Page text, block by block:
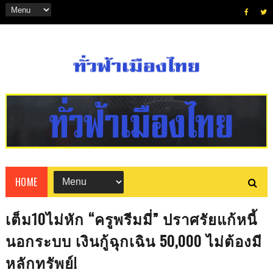
HOME
เต็ม10ไม่หัก “ครูพรีมมี่” ปราศรัยแก้หนี้
นอกระบบ เงินกู้ฉุกเฉิน 50,000 ไม่ต้องมี
หลักทรัพย์!